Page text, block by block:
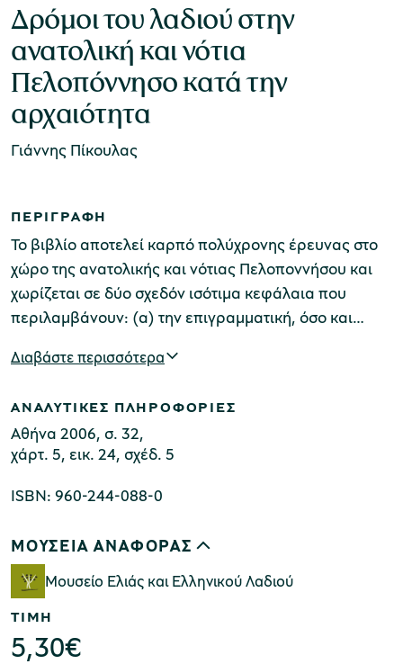
Μουσείο Μαρμαροτεχνίας
Μουσείο Μαστίχας Χίου
ομάδες
εισιτήρια
εισιτηρίων
Δρόμοι του λαδιού στην
ανατολική και νότια
Πελοπόννησο κατά την
αρχαιότητα
Γιάννης Πίκουλας
ΠΕΡΙΓΡΑΦΗ
Το βιβλίο αποτελεί καρπό πολύχρονης έρευνας στο
χώρο της ανατολικής και νότιας Πελοποννήσου και
χωρίζεται σε δύο σχεδόν ισότιμα κεφάλαια που
περιλαμβάνουν: (α) την επιγραμματική, όσο και
αρχαιότητα (ιστορία, οικονομία, τεχνολογία
βάση ακριβώς τα επισημαθέντα κατάλοιπα
ελαιοπαραγωγής, τα οποία δικαιολογούν και τον
τίτλο του βιβλίου.
Διαβάστε περισσότερα
ΑΝΑΛΥΤΙΚΕΣ ΠΛΗΡΟΦΟΡΙΕΣ
Αθήνα 2006, σ. 32,
χάρτ. 5, εικ. 24, σχέδ. 5
ISBN: 960-244-088-0
ΜΟΥΣΕΙΑ ΑΝΑΦΟΡΑΣ
Μουσείο Ελιάς και Ελληνικού Λαδιού
ΤΙΜΗ
5,30€